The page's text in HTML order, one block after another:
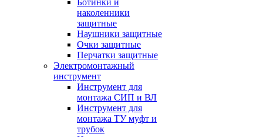
Ботинки и
наколенники
защитные
Наушники защитные
Очки защитные
Перчатки защитные
Электромонтажный
инструмент
Инструмент для
монтажа СИП и ВЛ
Инструмент для
монтажа ТУ муфт и
трубок